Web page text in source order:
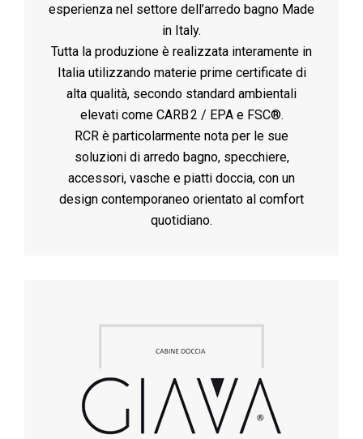
esperienza nel settore dell’arredo bagno Made
in Italy.
Tutta la produzione è realizzata interamente in
Italia utilizzando materie prime certificate di
alta qualità, secondo standard ambientali
elevati come CARB 2 / EPA e FSC®.
RCR è particolarmente nota per le sue
soluzioni di arredo bagno, specchiere,
accessori, vasche e piatti doccia, con un
design contemporaneo orientato al comfort
quotidiano.